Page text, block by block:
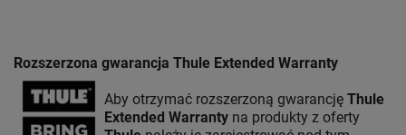
Rozszerzona gwarancja Thule Extended Warranty
Aby otrzymać rozszerzoną gwarancję Thule
Extended Warranty na produkty z oferty